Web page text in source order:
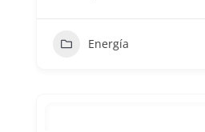
Energía